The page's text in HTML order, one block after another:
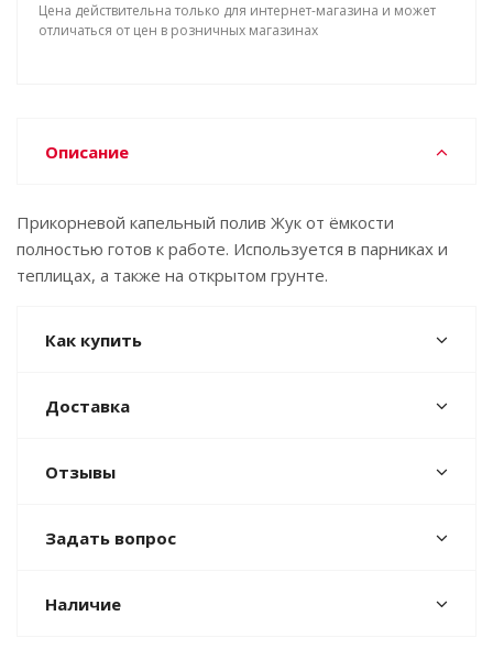
Цена действительна только для интернет-магазина и может
отличаться от цен в розничных магазинах
Описание
Прикорневой капельный полив Жук от ёмкости
полностью готов к работе. Используется в парниках и
теплицах, а также на открытом грунте.
Как купить
Доставка
Отзывы
Задать вопрос
Наличие